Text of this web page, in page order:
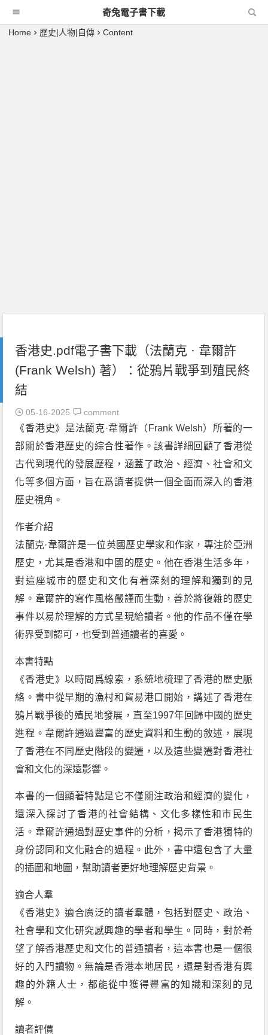
奇兔電子書下載
Home 歷史|人物|自傳 Content
香港史.pdf電子書下載（法蘭克 · 韋爾許
(Frank Welsh) 著）：從鴉片戰爭到殖民終
結
05-16-2025 comment
《香港史》是法蘭克·韋爾許（Frank Welsh）所著的一
部關於香港歷史的綜合性著作。該書詳細回顧了香港從
古代到現代的發展歷程，涵蓋了政治、經濟、社會和文
化等多個方面，旨在爲讀者提供一個全面而深入的香港
歷史視角。
作者介紹
法蘭克·韋爾許是一位英國歷史學家和作家，專注於亞洲
歷史，尤其是香港和中國的歷史。他在香港生活多年，
對這座城市的歷史和文化有着深刻的理解和獨到的見
解。韋爾許的寫作風格嚴謹而生動，善於將復雜的歷史
事件以易於理解的方式呈現給讀者。他的作品不僅在學
術界受到認可，也受到普通讀者的喜愛。
本書特點
《香港史》以時間爲線索，系統地梳理了香港的歷史脈
絡。書中從早期的漁村和貿易港口開始，講述了香港在
鴉片戰爭後的殖民地發展，直至1997年回歸中國的歷史
進程。韋爾許通過豐富的歷史資料和生動的敘述，展現
了香港在不同歷史階段的變遷，以及這些變遷對香港社
會和文化的深遠影響。
本書的一個顯著特點是它不僅關注政治和經濟的變化，
還深入探討了香港的社會結構、文化多樣性和市民生
活。韋爾許通過對歷史事件的分析，揭示了香港獨特的
身份認同和文化融合的過程。此外，書中還包含了大量
的插圖和地圖，幫助讀者更好地理解歷史背景。
適合人羣
《香港史》適合廣泛的讀者羣體，包括對歷史、政治、
社會學和文化研究感興趣的學者和學生。同時，對於希
望了解香港歷史和文化的普通讀者，這本書也是一個很
好的入門讀物。無論是香港本地居民，還是對香港有興
趣的外籍人士，都能從中獲得豐富的知識和深刻的見
解。
讀者評價